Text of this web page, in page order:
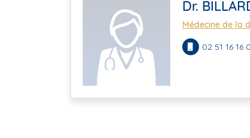
Dr.
Médecine de la
02 51 16 16